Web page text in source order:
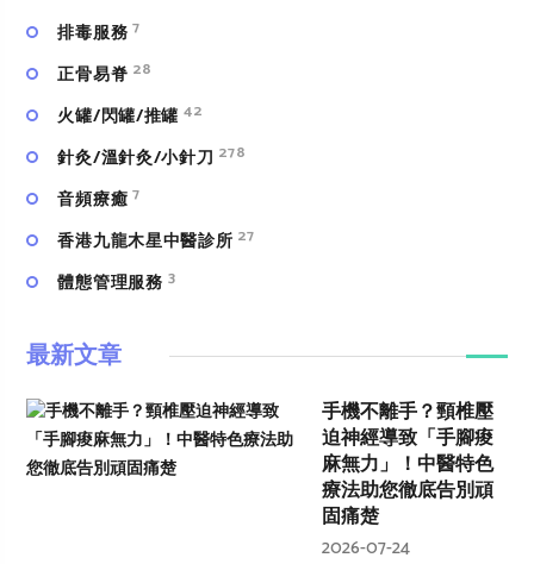
排毒服務 7
正骨易脊 28
火罐/閃罐/推罐 42
針灸/溫針灸/小針刀 278
⾳頻療癒 7
香港九龍木星中醫診所 27
體態管理服務 3
最新文章
手機不離手？頸椎壓
迫神經導致「手腳痠
麻無力」！中醫特色
療法助您徹底告別頑
固痛楚
2026-07-24